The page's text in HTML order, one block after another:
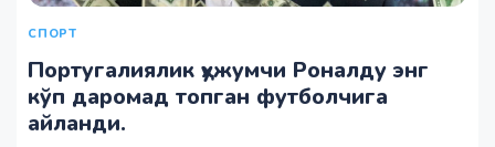
СПОРТ
Португалиялик ҳужумчи Роналду энг
кўп даромад топган футболчига
айланди.